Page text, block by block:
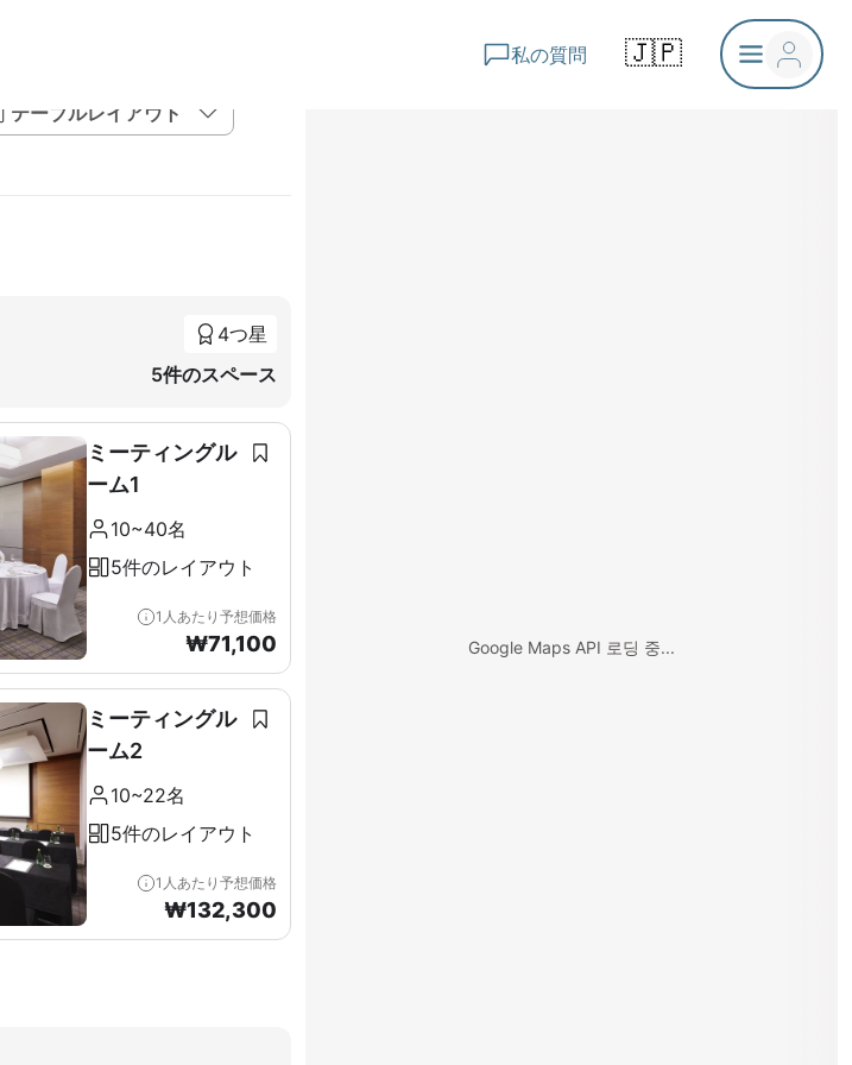
私の質問 🇯🇵
テーブルレイアウト
4つ星
5件のスペース
ミーティングル
ーム1
10~40名
5件のレイアウト
1人あたり予想価格
₩71,100
ミーティングル
ーム2
10~22名
5件のレイアウト
1人あたり予想価格
₩132,300
Google Maps API 로딩 중...